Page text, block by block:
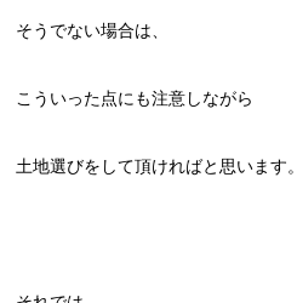
そうでない場合は、
こういった点にも注意しながら
土地選びをして頂ければと思います。